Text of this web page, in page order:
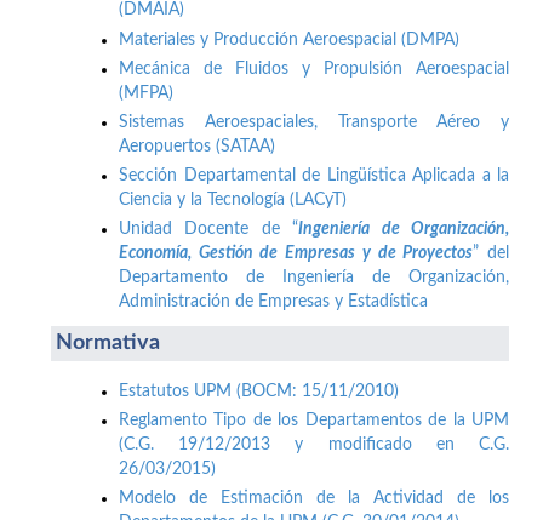
(DMAIA)
Materiales y Producción Aeroespacial (DMPA)
Mecánica de Fluidos y Propulsión Aeroespacial
(MFPA)
Sistemas Aeroespaciales, Transporte Aéreo y
Aeropuertos (SATAA)
Sección Departamental de Lingüística Aplicada a la
Ciencia y la Tecnología (LACyT)
Unidad Docente de “Ingeniería de Organización,
Economía, Gestión de Empresas y de Proyectos” del
Departamento de Ingeniería de Organización,
Administración de Empresas y Estadística
Normativa
Estatutos UPM (BOCM: 15/11/2010)
Reglamento Tipo de los Departamentos de la UPM
(C.G. 19/12/2013 y modificado en C.G.
26/03/2015)
Modelo de Estimación de la Actividad de los